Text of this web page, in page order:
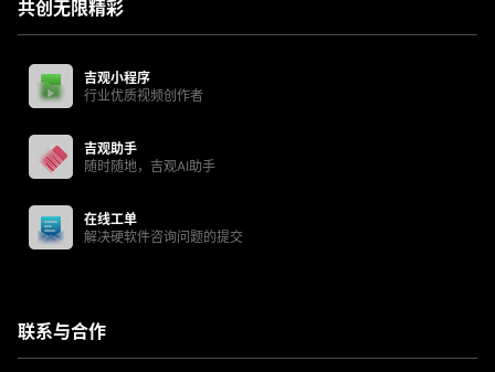
共创无限精彩
吉观小程序
行业优质视频创作者
吉观助手
随时随地，吉观AI助手
在线工单
解决硬软件咨询问题的提交
联系与合作